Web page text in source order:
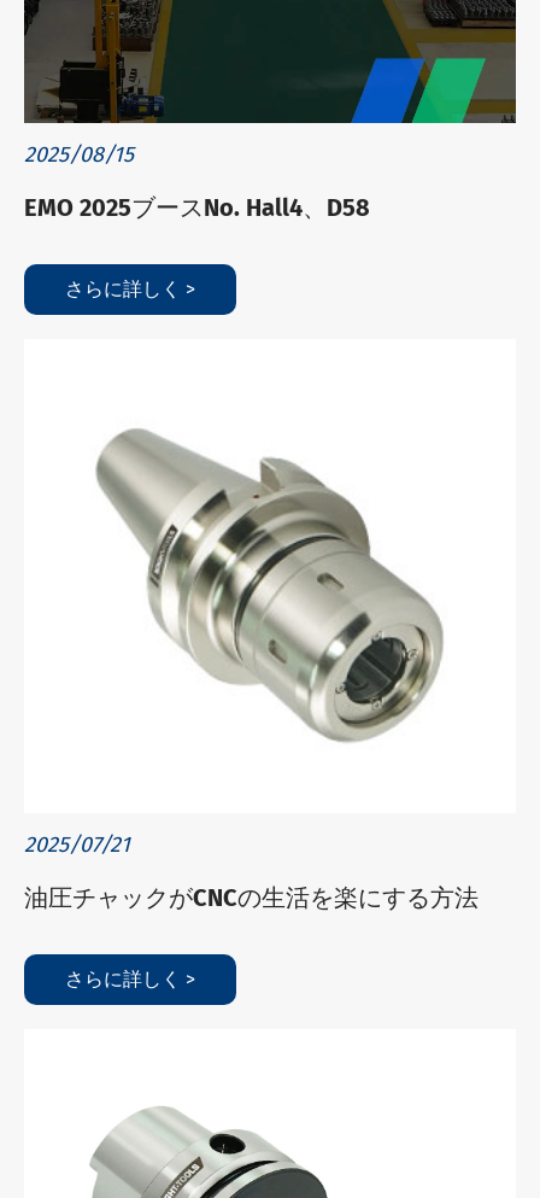
2025/08/15
EMO 2025ブースNo. Hall4、D58
さらに詳しく >
2025/07/21
油圧チャックがCNCの生活を楽にする方法
さらに詳しく >